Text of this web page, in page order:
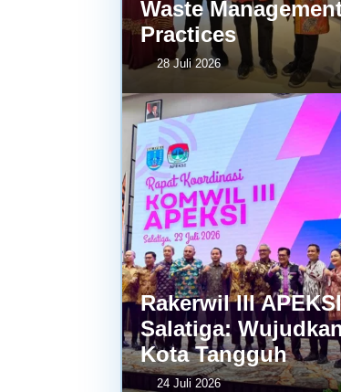
Waste
Practices
28 Juli 2026
Rakerwil III
Salatiga:
Kota Tangguh
24 Juli 2026